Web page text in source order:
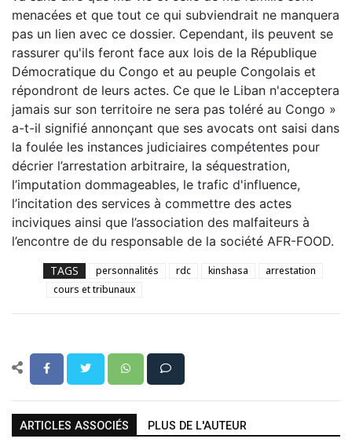
menacées et que tout ce qui subviendrait ne manquera
pas un lien avec ce dossier. Cependant, ils peuvent se
rassurer qu'ils feront face aux lois de la République
Démocratique du Congo et au peuple Congolais et
répondront de leurs actes. Ce que le Liban n'acceptera
jamais sur son territoire ne sera pas toléré au Congo »
a-t-il signifié annonçant que ses avocats ont saisi dans
la foulée les instances judiciaires compétentes pour
décrier l’arrestation arbitraire, la séquestration,
l’imputation dommageables, le trafic d'influence,
l’incitation des services à commettre des actes
inciviques ainsi que l’association des malfaiteurs à
l’encontre de du responsable de la société AFR-FOOD.
TAGS personnalités rdc kinshasa
arrestation
cours et tribunaux
ARTICLES ASSOCIÉS PLUS DE L'AUTEUR